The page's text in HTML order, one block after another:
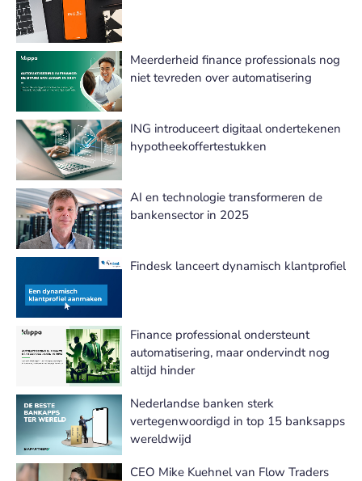
Meerderheid finance professionals nog
niet tevreden over automatisering
ING introduceert digitaal ondertekenen
hypotheekoffertestukken
AI en technologie transformeren de
bankensector in 2025
Findesk lanceert dynamisch klantprofiel
Finance professional ondersteunt
automatisering, maar ondervindt nog
altijd hinder
Nederlandse banken sterk
vertegenwoordigd in top 15 banksapps
wereldwijd
CEO Mike Kuehnel van Flow Traders